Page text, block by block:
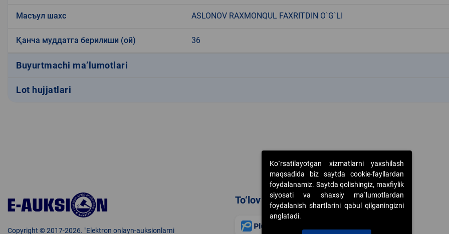
Масъул шахс ASLONOV RAXMONQUL FAXRITDIN O`G`LI
Қанча муддатга берилиши (ой) 36
Buyurtmachi ma’lumotlari
Lot hujjatlari
Copyright © 2017-2026. "Elektron onlayn-auksionlarni
To‘lov usullari
Ko`rsatilayotgan xizmatlarni yaxshilash
maqsadida biz saytda cookie-fayllardan
foydalanamiz. Saytda qolishingiz, maxfiylik
siyosati va shaxsiy ma`lumotlardan
foydalanish shartlarini qabul qilganingizni
anglatadi.